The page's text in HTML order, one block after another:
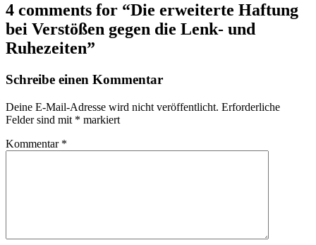
4 comments for “Die erweiterte Haftung
bei Verstößen gegen die Lenk- und
Ruhezeiten”
Schreibe einen Kommentar
Deine E-Mail-Adresse wird nicht veröffentlicht. Erforderliche
Felder sind mit * markiert
Kommentar *